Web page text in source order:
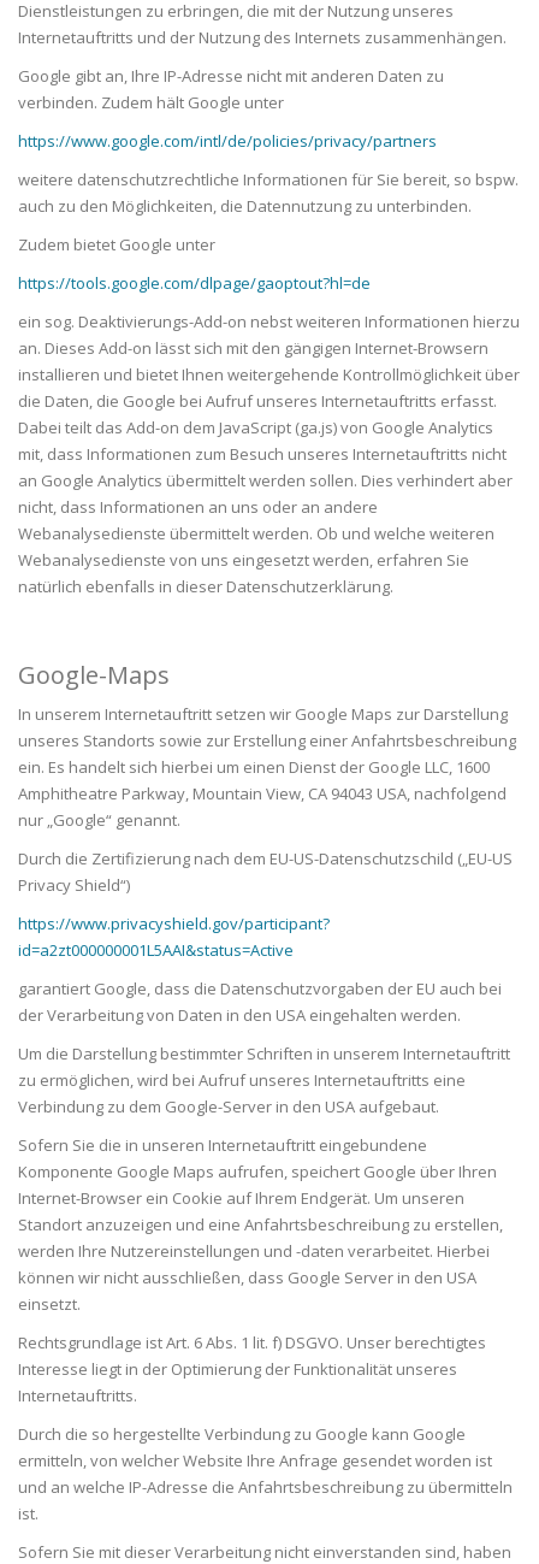
Dienstleistungen zu erbringen, die mit der Nutzung unseres
Internetauftritts und der Nutzung des Internets zusammenhängen.
Google gibt an, Ihre IP-Adresse nicht mit anderen Daten zu
verbinden. Zudem hält Google unter
https://www.google.com/intl/de/policies/privacy/partners
weitere datenschutzrechtliche Informationen für Sie bereit, so bspw.
auch zu den Möglichkeiten, die Datennutzung zu unterbinden.
Zudem bietet Google unter
https://tools.google.com/dlpage/gaoptout?hl=de
ein sog. Deaktivierungs-Add-on nebst weiteren Informationen hierzu
an. Dieses Add-on lässt sich mit den gängigen Internet-Browsern
installieren und bietet Ihnen weitergehende Kontrollmöglichkeit über
die Daten, die Google bei Aufruf unseres Internetauftritts erfasst.
Dabei teilt das Add-on dem JavaScript (ga.js) von Google Analytics
mit, dass Informationen zum Besuch unseres Internetauftritts nicht
an Google Analytics übermittelt werden sollen. Dies verhindert aber
nicht, dass Informationen an uns oder an andere
Webanalysedienste übermittelt werden. Ob und welche weiteren
Webanalysedienste von uns eingesetzt werden, erfahren Sie
natürlich ebenfalls in dieser Datenschutzerklärung.
Google-Maps
In unserem Internetauftritt setzen wir Google Maps zur Darstellung
unseres Standorts sowie zur Erstellung einer Anfahrtsbeschreibung
ein. Es handelt sich hierbei um einen Dienst der Google LLC, 1600
Amphitheatre Parkway, Mountain View, CA 94043 USA, nachfolgend
nur „Google“ genannt.
Durch die Zertifizierung nach dem EU-US-Datenschutzschild („EU-US
Privacy Shield“)
https://www.privacyshield.gov/participant?
id=a2zt000000001L5AAI&status=Active
garantiert Google, dass die Datenschutzvorgaben der EU auch bei
der Verarbeitung von Daten in den USA eingehalten werden.
Um die Darstellung bestimmter Schriften in unserem Internetauftritt
zu ermöglichen, wird bei Aufruf unseres Internetauftritts eine
Verbindung zu dem Google-Server in den USA aufgebaut.
Sofern Sie die in unseren Internetauftritt eingebundene
Komponente Google Maps aufrufen, speichert Google über Ihren
Internet-Browser ein Cookie auf Ihrem Endgerät. Um unseren
Standort anzuzeigen und eine Anfahrtsbeschreibung zu erstellen,
werden Ihre Nutzereinstellungen und -daten verarbeitet. Hierbei
können wir nicht ausschließen, dass Google Server in den USA
einsetzt.
Rechtsgrundlage ist Art. 6 Abs. 1 lit. f) DSGVO. Unser berechtigtes
Interesse liegt in der Optimierung der Funktionalität unseres
Internetauftritts.
Durch die so hergestellte Verbindung zu Google kann Google
ermitteln, von welcher Website Ihre Anfrage gesendet worden ist
und an welche IP-Adresse die Anfahrtsbeschreibung zu übermitteln
ist.
Sofern Sie mit dieser Verarbeitung nicht einverstanden sind, haben